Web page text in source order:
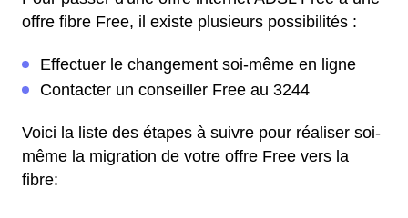
offre fibre Free, il existe plusieurs possibilités :
Effectuer le changement soi-même en ligne
Contacter un conseiller Free au 3244
Voici la liste des étapes à suivre pour réaliser soi-
même la migration de votre offre Free vers la
fibre: